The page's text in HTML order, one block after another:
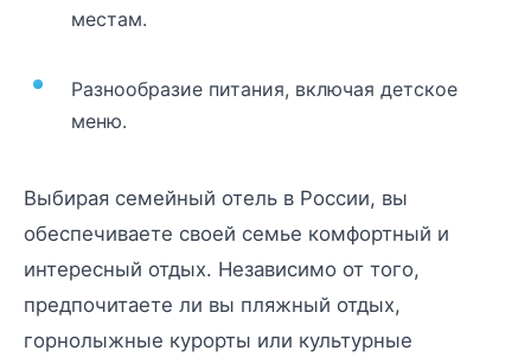
местам.
Разнообразие питания, включая детское
меню.
Выбирая семейный отель в России, вы
обеспечиваете своей семье комфортный и
интересный отдых. Независимо от того,
предпочитаете ли вы пляжный отдых,
горнолыжные курорты или культурные